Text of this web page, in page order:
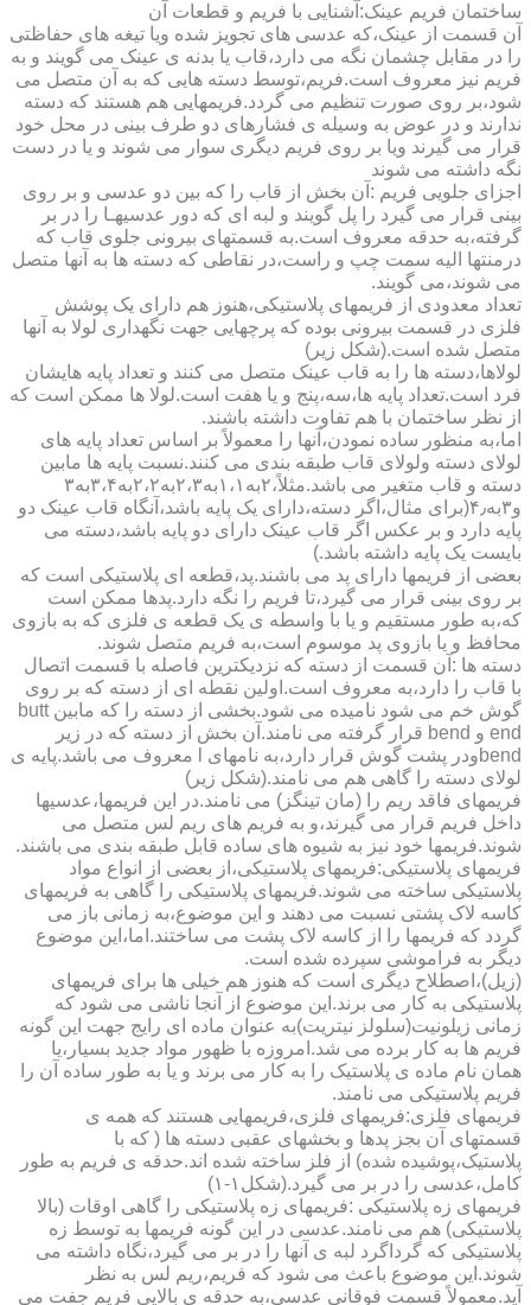
ساختمان فریم عینک:آشنایی با فریم و قطعات آن
آن قسمت از عینک،که عدسی های تجویز شده ویا تیغه های حفاظتی
را در مقابل چشمان نگه می دارد،قاب یا بدنه ی عینک می گویند و به
فریم نیز معروف است.فریم،توسط دسته هایی که به آن متصل می
شود،بر روی صورت تنظیم می گردد.فریمهایی هم هستند که دسته
ندارند و در عوض به وسیله ی فشارهای دو طرف بینی در محل خود
قرار می گیرند ویا بر روی فریم دیگری سوار می شوند و یا در دست
نگه داشته می شوند
اجزای جلویی فریم :آن بخش از قاب را که بین دو عدسی و بر روی
بینی قرار می گیرد را پل گویند و لبه ای که دور عدسیهـا را در بر
گرفته،به حدقه معروف است.به قسمتهای بیرونی جلوی قاب که
درمنتها الیه سمت چپ و راست،در نقاطی که دسته ها به آنها متصل
می شوند،می گویند.
تعداد معدودی از فریمهای پلاستیکی،هنوز هم دارای یک پوشش
فلزی در قسمت بیرونی بوده که پرچهایی جهت نگهداری لولا به آنها
متصل شده است.(شکل زیر)
لولاها،دسته ها را به قاب عینک متصل می کنند و تعداد پایه هایشان
فرد است.تعداد پایه ها،سه،پنج و یا هفت است.لولا ها ممکن است که
از نظر ساختمان با هم تفاوت داشته باشند.
اما،به منظور ساده نمودن،آنها را معمولاً بر اساس تعداد پایه های
لولای دسته ولولای قاب طبقه بندی می کنند.نسبت پایه ها مابین
دسته و قاب متغیر می باشد.مثلاً،۲به۱،۱به۲،۳به۲،۲به۳،۴به۳
و۳به۴٫(برای مثال،اگر دسته،دارای یک پایه باشد،آنگاه قاب عینک دو
پایه دارد و بر عکس اگر قاب عینک دارای دو پایه باشد،دسته می
بایست یک پایه داشته باشد.)
بعضی از فریمها دارای پد می باشند.پد،قطعه ای پلاستیکی است که
بر روی بینی قرار می گیرد،تا فریم را نگه دارد.پدها ممکن است
که،به طور مستقیم و یا با واسطه ی یک قطعه ی فلزی که به بازوی
محافظ و یا بازوی پد موسوم است،به فریم متصل شوند.
دسته ها :آن قسمت از دسته که نزدیکترین فاصله با قسمت اتصال
با قاب را دارد،به معروف است.اولین نقطه ای از دسته که بر روی
گوش خم می شود نامیده می شود.بخشی از دسته را که مابین butt
end و bend قرار گرفته می نامند.آن بخش از دسته که در زیر
bendودر پشت گوش قرار دارد،به نامهای l معروف می باشد.پایه ی
لولای دسته را گاهی هم می نامند.(شکل زیر)
فریمهای فاقد ریم را (مان تینگز) می نامند.در این فریمها،عدسیها
داخل فریم قرار می گیرند،و به فریم های ریم لس متصل می
شوند.فریمها خود نیز به شیوه های ساده قابل طبقه بندی می باشند.
فریمهای پلاستیکی:فریمهای پلاستیکی،از بعضی از انواع مواد
پلاستیکی ساخته می شوند.فریمهای پلاستیکی را گاهی به فریمهای
کاسه لاک پشتی نسبت می دهند و این موضوع،به زمانی باز می
گردد که فریمها را از کاسه لاک پشت می ساختند.اما،این موضوع
دیگر به فراموشی سپرده شده است.
(زیل)،اصطلاح دیگری است که هنوز هم خیلی ها برای فریمهای
پلاستیکی به کار می برند.این موضوع از آنجا ناشی می شود که
زمانی زیلونیت(سلولز نیتریت)به عنوان ماده ای رایج جهت این گونه
فریم ها به کار برده می شد.امروزه با ظهور مواد جدید بسیار،یا
همان نام ماده ی پلاستیک را به کار می برند و یا به طور ساده آن را
فریم پلاستیکی می نامند.
فریمهای فلزی:فریمهای فلزی،فریمهایی هستند که همه ی
قسمتهای آن بجز پدها و بخشهای عقبی دسته ها ( که با
پلاستیک،پوشیده شده) از فلز ساخته شده اند.حدقه ی فریم به طور
کامل،عدسی را در بر می گیرد.(شکل۱-۱)
فریمهای زه پلاستیکی :فریمهای زه پلاستیکی را گاهی اوقات (بالا
پلاستیکی) هم می نامند.عدسی در این گونه فریمها به توسط زه
پلاستیکی که گرداگرد لبه ی آنها را در بر می گیرد،نگاه داشته می
شوند.این موضوع باعث می شود که فریم،ریم لس به نظر
آید.معمولاً قسمت فوقانی عدسی،به حدقه ی بالایی فریم جفت می